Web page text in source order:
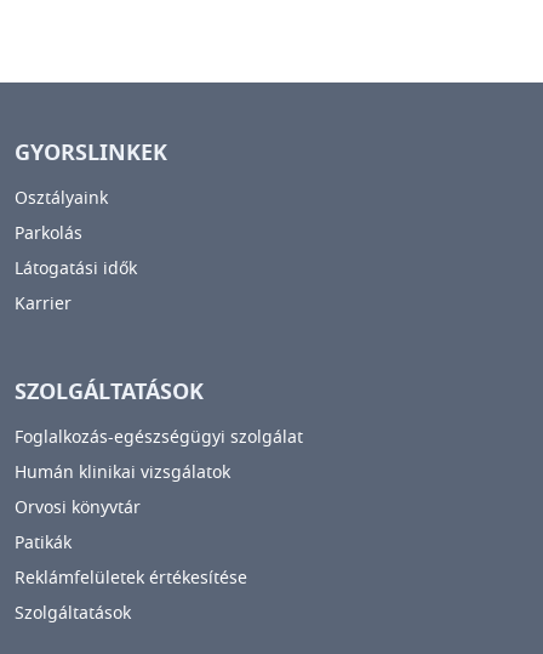
GYORSLINKEK
Osztályaink
Parkolás
Látogatási idők
Karrier
SZOLGÁLTATÁSOK
Foglalkozás-egészségügyi szolgálat
Humán klinikai vizsgálatok
Orvosi könyvtár
Patikák
Reklámfelületek értékesítése
Szolgáltatások